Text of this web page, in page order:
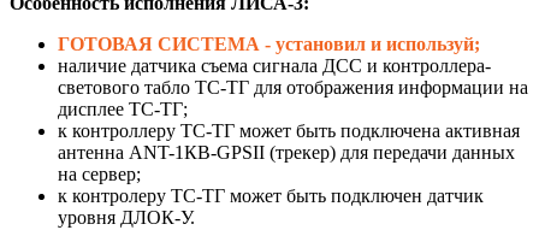
ГОТОВАЯ СИСТЕМА - установил и используй;
наличие датчика съема сигнала ДСС и контроллера-
светового табло ТС-ТГ для отображения информации на
дисплее ТС-ТГ;
к контроллеру ТС-ТГ может быть подключена активная
антенна ANT-1КВ-GPSII (трекер) для передачи данных
на сервер;
к контролеру ТС-ТГ может быть подключен датчик
уровня ДЛОК-У.